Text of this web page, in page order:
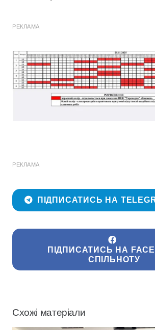
РЕКЛАМА
РЕКЛАМА
ПІДПИСАТИСЬ НА
ПІДПИСАТИСЬ НА
СПІЛЬНОТУ
Схожі матеріали